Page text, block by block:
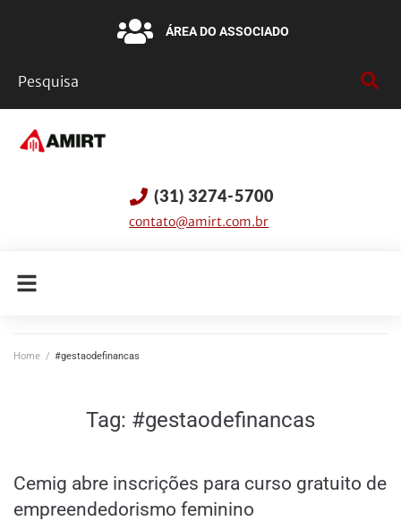
ÁREA DO ASSOCIADO
(31) 3274-5700
contato@amirt.com.br
Home / #gestaodefinancas
Tag: #gestaodefinancas
Cemig abre inscrições para curso gratuito de
empreendedorismo feminino